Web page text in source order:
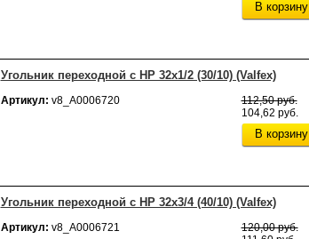
В корзину
Угольник переходной с НР 32х1/2 (30/10) (Valfex)
Артикул: v8_А0006720
112,50 руб.
104,62 руб.
В корзину
Угольник переходной с НР 32х3/4 (40/10) (Valfex)
Артикул: v8_А0006721
120,00 руб.